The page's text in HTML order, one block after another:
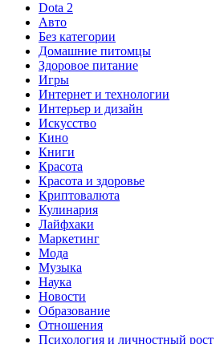
Dota 2
Авто
Без категории
Домашние питомцы
Здоровое питание
Игры
Интернет и технологии
Интерьер и дизайн
Искусство
Кино
Книги
Красота
Красота и здоровье
Криптовалюта
Кулинария
Лайфхаки
Маркетинг
Мода
Музыка
Наука
Новости
Образование
Отношения
Психология и личностный рост